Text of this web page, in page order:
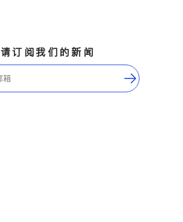
请订阅我们的新闻